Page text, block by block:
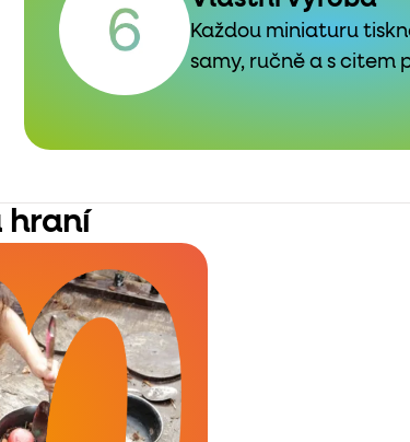
Každou miniaturu
samy, ručně a s citem
hraní